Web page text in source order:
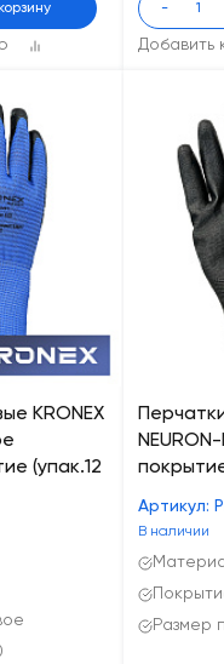
Добавить
-
KRONEX
(упак.12
Артикул:
В наличии
Размер